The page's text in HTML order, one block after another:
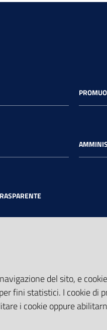
del sito, e
fini statistici. I cookie di
i cookie oppure